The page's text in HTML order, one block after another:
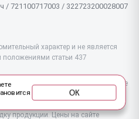
721100717003 / 322723200028007
характер и не является
статьи 437
и ремонте техники Pioneer, но не
Предоставляем
гарантии, а также
продукции. Цены на сайте
ОК